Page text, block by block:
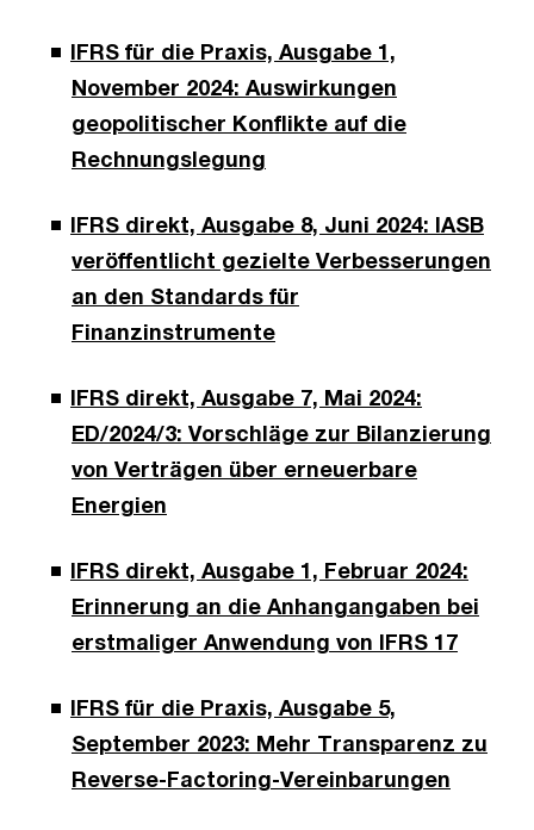
IFRS für die Praxis, Ausgabe 1,
November 2024: Auswirkungen
geopolitischer Konflikte auf die
Rechnungslegung
IFRS direkt, Ausgabe 8, Juni 2024: IASB
veröffentlicht gezielte Verbesserungen
an den Standards für
Finanzinstrumente
IFRS direkt, Ausgabe 7, Mai 2024:
ED/2024/3: Vorschläge zur Bilanzierung
von Verträgen über erneuerbare
Energien
IFRS direkt, Ausgabe 1, Februar 2024:
Erinnerung an die Anhangangaben bei
erstmaliger Anwendung von IFRS 17
IFRS für die Praxis, Ausgabe 5,
September 2023: Mehr Transparenz zu
Reverse-Factoring-Vereinbarungen